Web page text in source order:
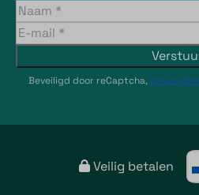
Beveiligd door reCaptcha,
Veilig betalen